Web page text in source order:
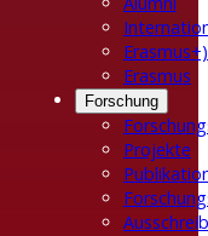
Erasmus
Forschung
Projekte